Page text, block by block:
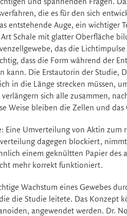
die es für den sich
entstehende Auge, ein wichtiger
Schale mit glatter Oberfläche
das die
dass die Form während der
Die Erstautorin der Studie,
in die Länge strecken müssen,
sich alle zusammen,
Weise bleiben die Zellen und das
Eine Umverteilung von Aktin zum
dagegen blockiert,
einem geknültten Papier des
mehr korrekt funktioniert.
Wachstum eines Gewebes
die Studie leitete. Das Konzept
angewendet werden. Dr.